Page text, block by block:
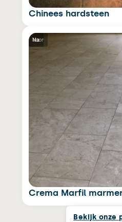
Chinees hardsteen
Voor
Na
Crema Marfil
Bekijk onze